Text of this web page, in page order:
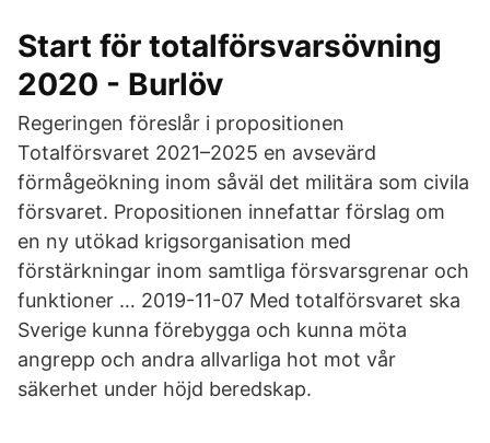
Start för totalförsvarsövning
2020 - Burlöv
Regeringen föreslår i propositionen
Totalförsvaret 2021–2025 en avsevärd
förmågeökning inom såväl det militära som civila
försvaret. Propositionen innefattar förslag om
en ny utökad krigsorganisation med
förstärkningar inom samtliga försvarsgrenar och
funktioner … 2019-11-07 Med totalförsvaret ska
Sverige kunna förebygga och kunna möta
angrepp och andra allvarliga hot mot vår
säkerhet under höjd beredskap.